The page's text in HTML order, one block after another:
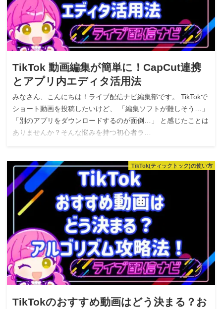
TikTok 動画編集が簡単に！CapCut連携
とアプリ内エディタ活用法
みなさん、こんにちは！ライブ配信ナビ編集部です。 TikTokで
ショート動画を投稿したいけど、 「編集ソフトが難しそう…」
「別のアプリをダウンロードするのが面倒…」 と感じたことは
ありませんか？そんな悩みを持つ初心者ラ…
TikTok(ティックトック)の使い方
TikTokのおすすめ動画はどう決まる？お